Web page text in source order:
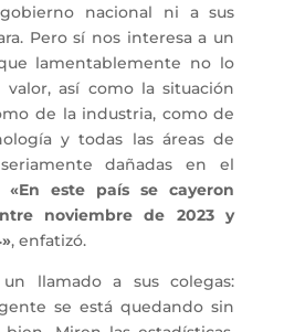
nacional ni a sus
Pero sí nos interesa a un
lamentablemente no lo
así como la situación
de la industria, como de
y todas las áreas de
dañadas en el
«En este país se cayeron
noviembre de 2023 y
, enfatizó.
llamado a sus colegas:
se está quedando sin